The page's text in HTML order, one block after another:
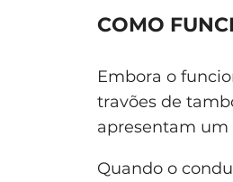
COMO
Embora o
travões de
apresentam um
Quando o